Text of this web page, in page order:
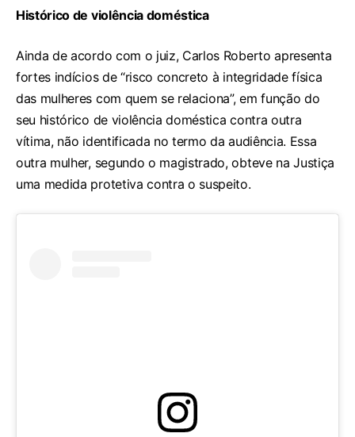
Histórico de violência doméstica
Ainda de acordo com o juiz, Carlos Roberto apresenta
fortes indícios de “risco concreto à integridade física
das mulheres com quem se relaciona”, em função do
seu histórico de violência doméstica contra outra
vítima, não identificada no termo da audiência. Essa
outra mulher, segundo o magistrado, obteve na Justiça
uma medida protetiva contra o suspeito.